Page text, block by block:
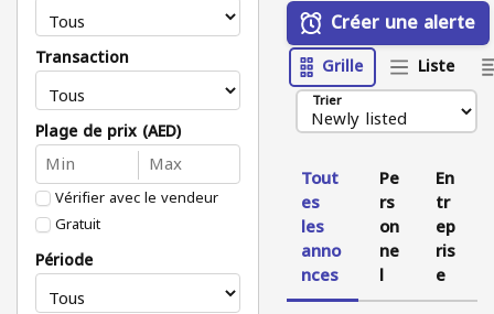
Transaction
Plage de prix (AED)
Vérifier avec le vendeur
Gratuit
Période
Créer une alerte
Grille Liste
Trier
Tout
es
les
anno
nces
Pe
rs
on
ne
l
En
tr
ep
ris
e